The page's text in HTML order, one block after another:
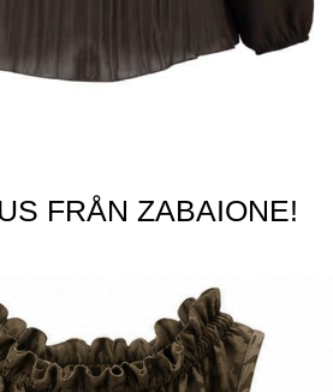
FRÅN ZABAIONE!